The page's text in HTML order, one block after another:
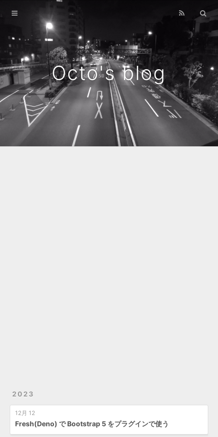
Octo's blog
2023
12月 12
Fresh(Deno) で Bootstrap 5 をプラグインで使う
Home
Archives